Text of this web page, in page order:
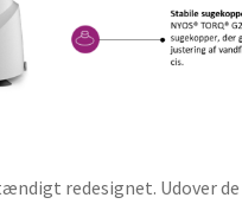
redesignet. Udover